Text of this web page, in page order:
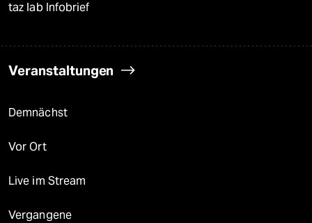
taz lab Infobrief
Veranstaltungen
Demnächst
Vor Ort
Live im Stream
Vergangene